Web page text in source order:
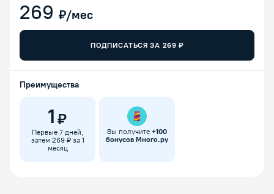
269 ₽/мес
ПОДПИСАТЬСЯ ЗА 269 ₽
Преимущества
1 ₽
Первые 7 дней,
затем 269 ₽ за 1
месяц
Вы получите +100
бонусов Много.ру